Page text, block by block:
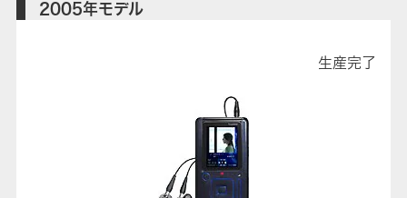
2005年モデル
生産完了